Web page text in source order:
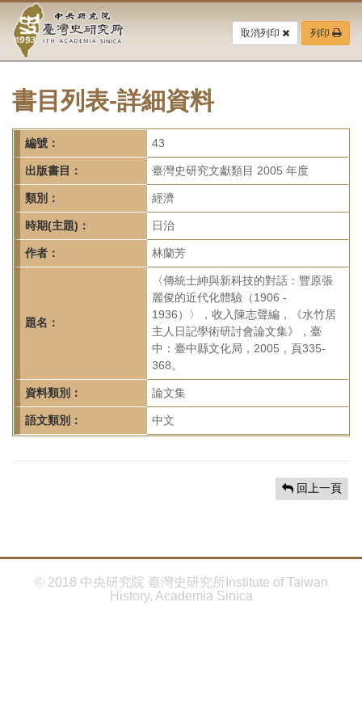
要
中
央
研
究
院-
臺
灣
史
研
所-
頁
取消列印 列印
書目列表-詳細資料
編號： 43
出版書目： 臺灣史研究文獻類目 2005 年度
類別： 經濟
時期(主題)： 日治
作者： 林蘭芳
題名：
〈傳統士紳與新科技的對話：豐原張
麗俊的近代化體驗（1906 -
1936）〉，收入陳志聲編，《水竹居
主人日記學術研討會論文集》，臺
中：臺中縣文化局，2005，頁335-
368。
資料類別： 論文集
語文類別： 中文
回上一頁
© 2018 中央研究院 臺灣史研究所Institute of Taiwan
History, Academia Sinica